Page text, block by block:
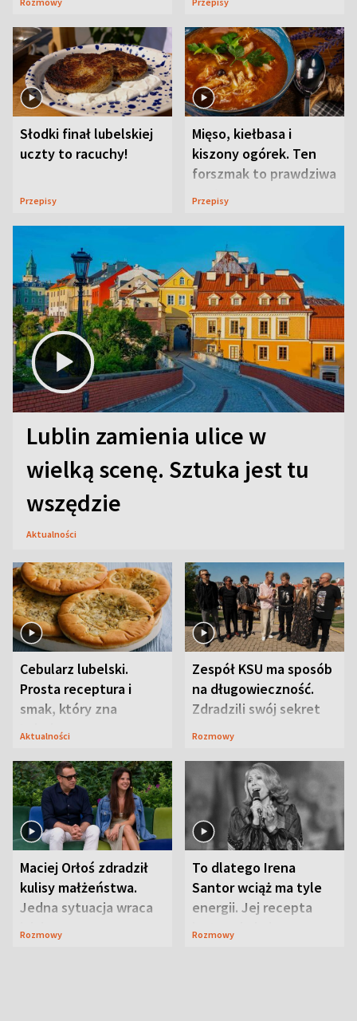
Słodki finał lubelskiej
uczty to racuchy!
Przepisy
Mięso, kiełbasa i
kiszony ogórek. Ten
forszmak to prawdziwa
uczta
Przepisy
Lublin zamienia ulice w
wielką scenę. Sztuka jest tu
wszędzie
Aktualności
Cebularz lubelski.
Prosta receptura i
smak, który zna
Lubelszczyzna
Aktualności
Zespół KSU ma sposób
na długowieczność.
Zdradzili swój sekret
Rozmowy
Maciej Orłoś zdradził
kulisy małżeństwa.
Jedna sytuacja wraca
jak bumerang
Rozmowy
To dlatego Irena
Santor wciąż ma tyle
energii. Jej recepta
jest zaskakująco
Rozmowy